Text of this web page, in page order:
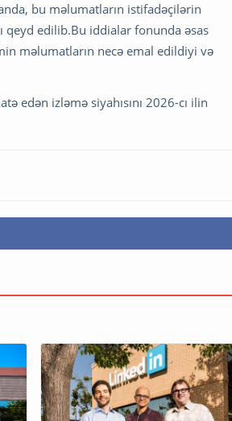
bu məlumatların istifadəçilərin
qeyd edilib.Bu iddialar fonunda əsas
məlumatların necə emal edildiyi və
edən izləmə siyahısını 2026-cı ilin